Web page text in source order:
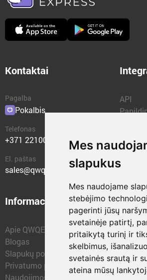
Mes
slapukus
Mes naudojame
stebėjimo
pagerinti jūsų
svetainėje patirtį,
pritaikytą turinį ir
skelbimus,
svetainės srautą ir
ateina mūsų
Kontaktai
Pagalba
Pokalbis
Telefonas
+371 22100400
El. paštas
sales@qwqer.eu
API
Informacija
Apie QWQER
Blogas
Slapukų politika
Privatumo politika
Naudojimosi sąlygos